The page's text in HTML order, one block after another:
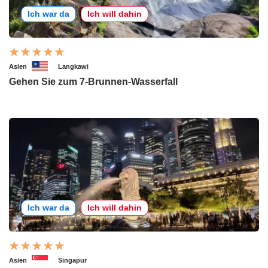
Ich war da Ich will dahin
Asien Langkawi
Gehen Sie zum 7-Brunnen-Wasserfall
Ich war da Ich will dahin
Asien Singapur